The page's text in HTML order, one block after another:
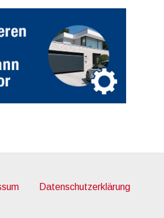
Datenschutzerklärung